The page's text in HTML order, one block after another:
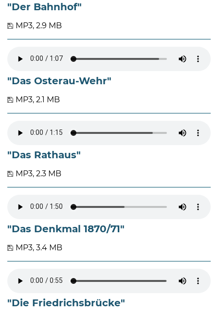
"Der Bahnhof"
MP3, 2.9 MB
"Das Osterau-Wehr"
MP3, 2.1 MB
"Das Rathaus"
MP3, 2.3 MB
"Das Denkmal 1870/71"
MP3, 3.4 MB
"Die Friedrichsbrücke"